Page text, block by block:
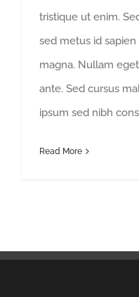
tristique ut enim.
sed metus id
magna. Nullam
ante. Sed cursus
ipsum sed nibh
Read More